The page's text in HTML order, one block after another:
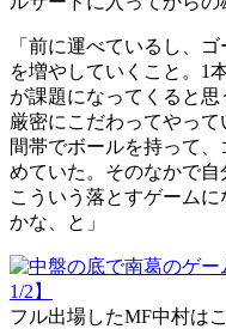
「前に運べているし、
を増やしていくこと。1
が課題になってくると
厳密にこだわってやっ
間帯でボールを持って
めていた。そのなかで
こういう落とすゲーム
かな、と」
フル出場したMF中村は